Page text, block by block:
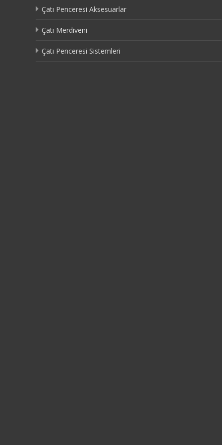
Çatı Penceresi Aksesuarlar
Çatı Merdiveni
Çatı Penceresi Sistemleri